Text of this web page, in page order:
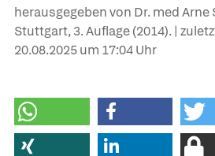
herausgegeben von Dr. med Arne
Stuttgart, 3. Auflage (2014). |
20.08.2025um 17:04 Uhr